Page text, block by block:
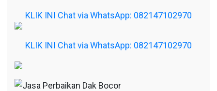
KLIK INI Chat via WhatsApp: 082147102970
KLIK INI Chat via WhatsApp: 082147102970